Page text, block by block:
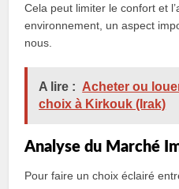
Cela peut limiter le confort et
environnement, un aspect
nous.
A lire : Acheter ou
choix à Kirkouk (Irak)
Analyse du Marché
Pour faire un choix éclairé